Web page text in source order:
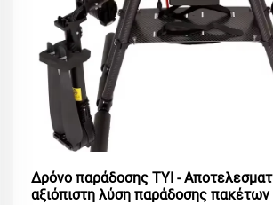
Δρόνο παράδοσης TYI -
αξιόπιστη λύση παράδοσης πακέτων